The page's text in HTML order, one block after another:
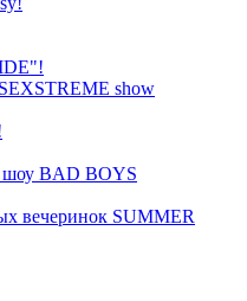
show
шоу BAD BOYS
вечеринок SUMMER